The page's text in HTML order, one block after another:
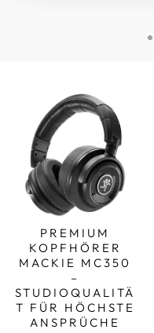
PREMIUM
KOPFHÖRER
MACKIE MC350
–
STUDIOQUALITÄ
T FÜR HÖCHSTE
ANSPRÜCHE